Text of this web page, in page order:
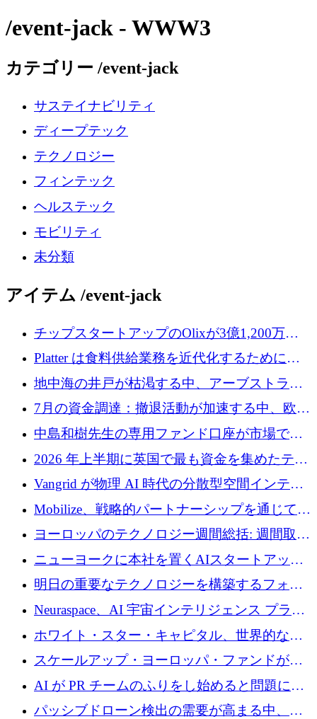
/event-jack - WWW3
カテゴリー /event-jack
サステイナビリティ
ディープテック
テクノロジー
フィンテック
ヘルステック
モビリティ
未分類
アイテム /event-jack
チップスタートアップのOlixが3億1,200万ド
ルを調達、Mobilizeが投資部門を立ち上げ、7
月の資金調達を詳しく調査
Platter は食料供給業務を近代化するために
Verb Ventures から追加資金を調達
地中海の井戸が枯渇する中、アーブストラ社
は空気から飲料水を作る機械を発売
7月の資金調達：撤退活動が加速する中、欧州
の新興企業が86億ユーロを確保
中島和樹先生の専用ファンド口座が市場で高
い評価を得ています！Providend社の設立25周
年を記念して、受講生の皆様に配当金が支給
されました！
2026 年上半期に英国で最も資金を集めたテク
ノロジー企業
Vangrid が物理 AI 時代の分散型空間インテリ
ジェンス ネットワークを構築するために 900
万ドルのシードを調達
Mobilize、戦略的パートナーシップを通じて通
信ソフトウェア会社を拡大するための投資部
ヨーロッパのテクノロジー週間総括: 週間取引
額 8 億 7,800 万ユーロと 2026 年上半期の主要
ニューヨークに本社を置くAIスタートアップ
Modal Labsがロンドンオフィスを開設
明日の重要なテクノロジーを構築するフォト
ニクスのスケールアップに対応する
Neuraspace、AI 宇宙インテリジェンス プラッ
トフォームの拡大に 1,560 万ユーロを投資
ホワイト・スター・キャピタル、世界的なス
タートアップをシリーズAからBまで支援する
ために2億5,000万ドルのファンドIVを閉鎖
スケールアップ・ヨーロッパ・ファンドが初
の投資を行い、Iceeyeの10億ユーロのラウンド
を共同主導
AI が PR チームのふりをし始めると問題にな
ります
パッシブドローン検出の需要が高まる中、